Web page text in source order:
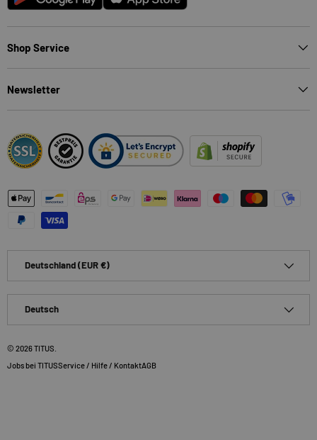
Shop Service
Newsletter
Zahlungsmethoden
Deutschland (EUR €)
Deutsch
© 2026TITUS
Jobs bei TITUSService / Hilfe / KontaktAGB